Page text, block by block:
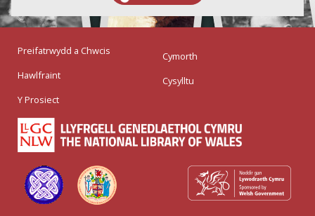
Preifatrwydd a Chwcis
Hawlfraint
Y Prosiect
Cymorth
Cysylltu